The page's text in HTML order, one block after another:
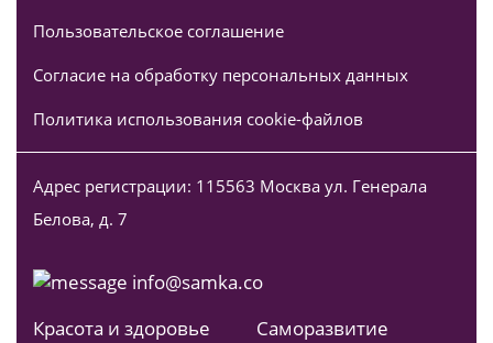
Пользовательское соглашение
Согласие на обработку персональных данных
Политика использования cookie-файлов
Адрес регистрации: 115563 Москва ул. Генерала
Белова, д. 7
info@samka.co
Красота и здоровье
Саморазвитие